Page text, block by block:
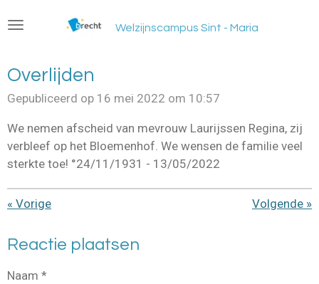
direct
de
hoofdinhoud
Welzijnscampus Sint - Maria
Overlijden
Gepubliceerd op 16 mei 2022 om 10:57
We nemen afscheid van mevrouw Laurijssen Regina, zij
verbleef op het Bloemenhof. We wensen de familie veel
sterkte toe! °24/11/1931 - 13/05/2022
« Vorige Volgende »
Reactie plaatsen
Naam *